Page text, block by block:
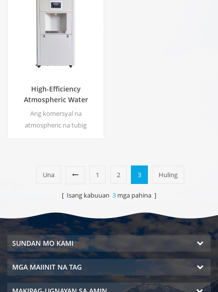
High-Efficiency
Atmospheric Water
Generator |
Tahanan/Komersyal na
Eco-Friendly na Device |
Ang komersyal na
atmospheric na tubig
tama para sa pag-inom kahit
Una 1 2 3 Huling
[ Isang kabuuan 3 mga pahina ]
SUNDAN MO KAMI
MGA MAIINIT NA TAG